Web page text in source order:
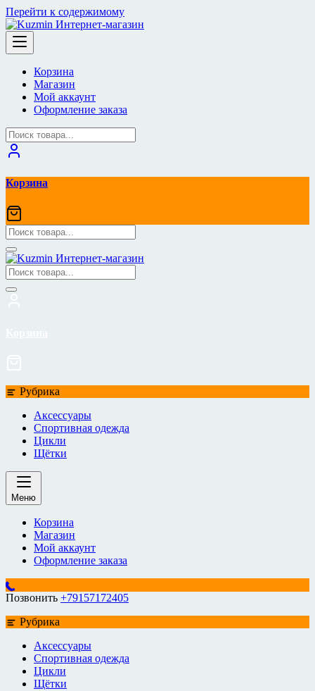
Перейти к содержимому
Корзина
Магазин
Мой аккаунт
Оформление заказа
Корзина
Рубрика
Аксессуары
Спортивная одежда
Цикли
Щётки
Меню
Корзина
Магазин
Мой аккаунт
Оформление заказа
Позвонить +79157172405
Рубрика
Аксессуары
Спортивная одежда
Цикли
Щётки